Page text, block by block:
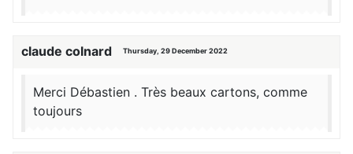
claude colnard Thursday, 29 December 2022
Merci Débastien . Très beaux cartons, comme
toujours